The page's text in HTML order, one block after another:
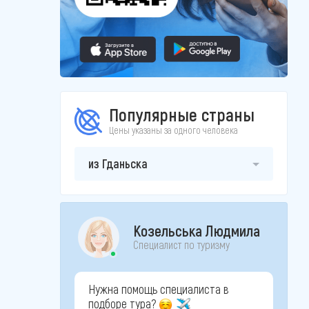
Популярные страны
Цены указаны за одного человека
из Гданьска
Козельська Людмила
Специалист по туризму
Нужна помощь специалиста в
подборе тура?